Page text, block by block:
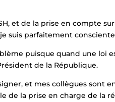
et de la prise en compte
suis parfaitement consciente
puisque quand une loi
de la République.
et mes collègues sont
de la prise en charge de la